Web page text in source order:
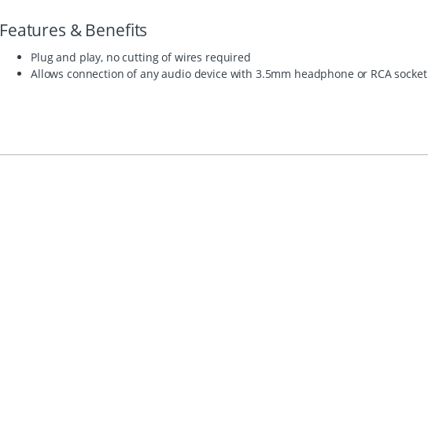
Features & Benefits
Plug and play, no cutting of wires required
Allows connection of any audio device with 3.5mm headphone or RCA socket